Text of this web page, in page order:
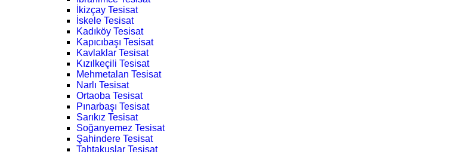
İkizçay Tesisat
İskele Tesisat
Kadıköy Tesisat
Kapıcıbaşı Tesisat
Kavlaklar Tesisat
Kızılkeçili Tesisat
Mehmetalan Tesisat
Narlı Tesisat
Ortaoba Tesisat
Pınarbaşı Tesisat
Sarıkız Tesisat
Soğanyemez Tesisat
Şahindere Tesisat
Tahtakuşlar Tesisat